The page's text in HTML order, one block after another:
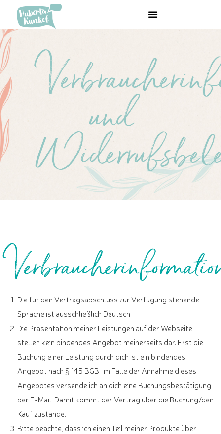
und
Die für den Vertragsabschluss zur Verfügung stehende
Sprache ist ausschließlich Deutsch.
Die Präsentation meiner Leistungen auf der Webseite
stellen kein bindendes Angebot meinerseits dar. Erst die
Buchung einer Leistung durch dich ist ein bindendes
Angebot nach § 145 BGB. Im Falle der Annahme dieses
Angebotes versende ich an dich eine Buchungsbestätigung
per E-Mail. Damit kommt der Vertrag über die Buchung/den
Kauf zustande.
Bitte beachte, dass ich einen Teil meiner Produkte über